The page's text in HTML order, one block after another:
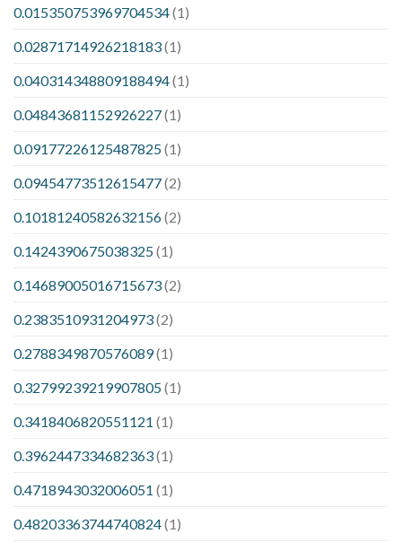
0.015350753969704534(1)
0.02871714926218183(1)
0.040314348809188494(1)
0.04843681152926227(1)
0.09177226125487825(1)
0.09454773512615477(2)
0.10181240582632156(2)
0.1424390675038325(1)
0.14689005016715673(2)
0.2383510931204973(2)
0.2788349870576089(1)
0.32799239219907805(1)
0.3418406820551121 (1)
0.3962447334682363(1)
0.4718943032006051 (1)
0.48203363744740824(1)